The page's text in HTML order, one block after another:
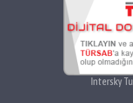
Intersky